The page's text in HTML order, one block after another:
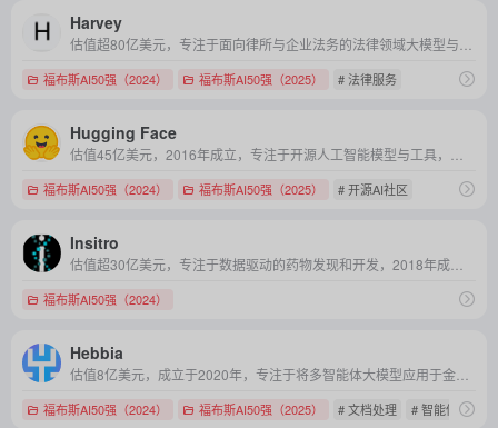
Harvey
福布斯AI50强（2024） 福布斯AI50强（2025） # 法律服务
Hugging Face
福布斯AI50强（2024） 福布斯AI50强（2025） # 开源AI社区
Insitro
福布斯AI50强（2024）
Hebbia
福布斯AI50强（2024） 福布斯AI50强（2025） # 文档处理 # 智能体